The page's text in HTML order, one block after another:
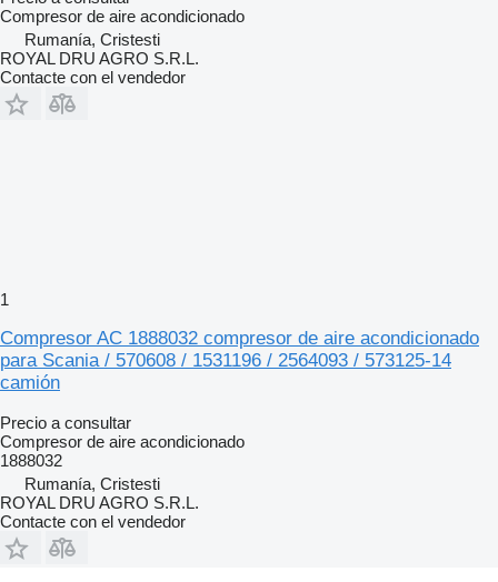
Compresor de aire acondicionado
Rumanía, Cristesti
ROYAL DRU AGRO S.R.L.
Contacte con el vendedor
1
Compresor AC 1888032 compresor de aire acondicionado
para Scania / 570608 / 1531196 / 2564093 / 573125-14
camión
Precio a consultar
Compresor de aire acondicionado
1888032
Rumanía, Cristesti
ROYAL DRU AGRO S.R.L.
Contacte con el vendedor